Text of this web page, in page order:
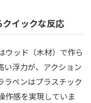
イックな反応
ウッド（木材）で作ら
い浮力が、アクション
ラペンはプラスチック
作感を実現していま